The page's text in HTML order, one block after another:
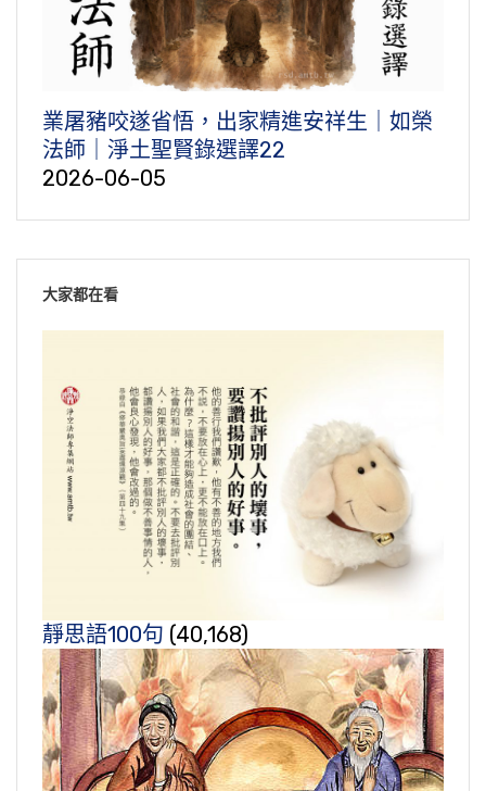
業屠豬咬遂省悟，出家精進安祥生｜如榮
法師｜淨土聖賢錄選譯22
2026-06-05
大家都在看
靜思語100句 (40,168)